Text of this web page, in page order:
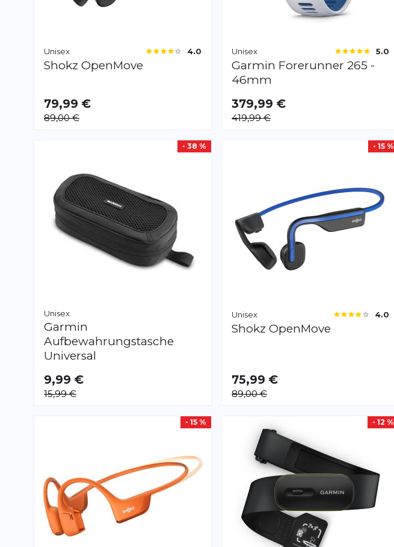
Unisex 4.0
Shokz OpenMove
79,99 €
89,00 €
Unisex 5.0
Garmin Forerunner 265 -
46mm
379,99 €
419,99 €
- 38 %
Unisex
Garmin
Aufbewahrungstasche
Universal
9,99 €
15,99 €
- 15 %
Unisex 4.0
Shokz OpenMove
75,99 €
89,00 €
- 15 % - 12 %